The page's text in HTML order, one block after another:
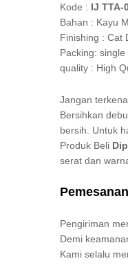
Kode : IJ TTA-
Bahan : Kayu
Finishing : Cat
Packing:
quality : High
Jangan
Bersihkan
bersih. Untuk
Produk Beli
serat dan
Pengiriman
Demi
Kami selalu